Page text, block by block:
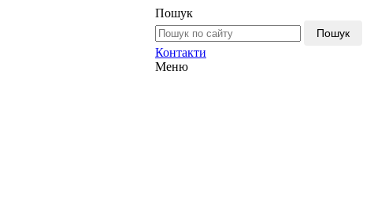
Пошук
Пошук
Контакти
Меню